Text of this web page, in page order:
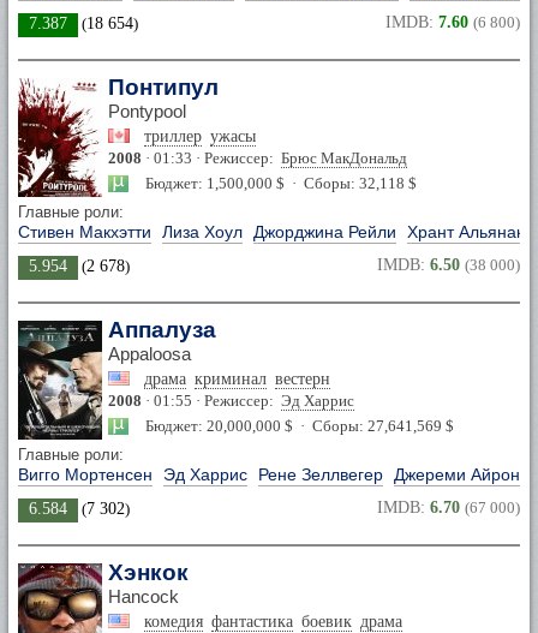
7.387 (18 654) IMDB: 7.60 (6 800)
Понтипул
Pontypool
триллер ужасы
2008 · 01:33 · Режиссер: Брюс МакДональд
Бюджет: 1,500,000 $ · Сборы: 32,118 $
Главные роли:
Стивен Макхэтти Лиза Хоул Джорджина Рейли Хрант Альянак
5.954 (2 678) IMDB: 6.50 (38 000)
Аппалуза
Appaloosa
драма криминал вестерн
2008 · 01:55 · Режиссер: Эд Харрис
Бюджет: 20,000,000 $ · Сборы: 27,641,569 $
Главные роли:
Вигго Мортенсен Эд Харрис Рене Зеллвегер Джереми Айронс
6.584 (7 302) IMDB: 6.70 (67 000)
Хэнкок
Hancock
комедия фантастика боевик драма